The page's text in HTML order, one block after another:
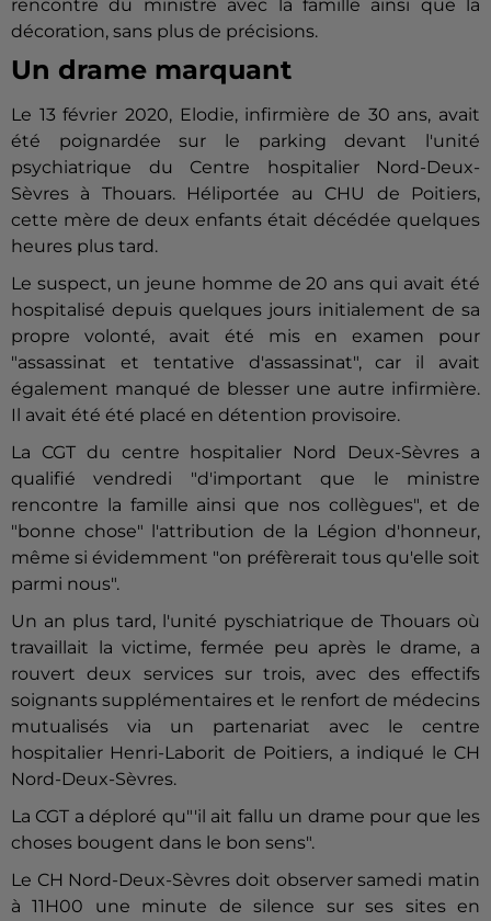
rencontre du ministre avec la famille ainsi que la
décoration, sans plus de précisions.
Un drame marquant
Le 13 février 2020, Elodie, infirmière de 30 ans, avait
été poignardée sur le parking devant l'unité
psychiatrique du Centre hospitalier Nord-Deux-
Sèvres à Thouars. Héliportée au CHU de Poitiers,
cette mère de deux enfants était décédée quelques
heures plus tard.
Le suspect, un jeune homme de 20 ans qui avait été
hospitalisé depuis quelques jours initialement de sa
propre volonté, avait été mis en examen pour
"assassinat et tentative d'assassinat", car il avait
également manqué de blesser une autre infirmière.
Il avait été été placé en détention provisoire.
La CGT du centre hospitalier Nord Deux-Sèvres a
qualifié vendredi "d'important que le ministre
rencontre la famille ainsi que nos collègues", et de
"bonne chose" l'attribution de la Légion d'honneur,
même si évidemment "on préfèrerait tous qu'elle soit
parmi nous".
Un an plus tard, l'unité pyschiatrique de Thouars où
travaillait la victime, fermée peu après le drame, a
rouvert deux services sur trois, avec des effectifs
soignants supplémentaires et le renfort de médecins
mutualisés via un partenariat avec le centre
hospitalier Henri-Laborit de Poitiers, a indiqué le CH
Nord-Deux-Sèvres.
La CGT a déploré qu"'il ait fallu un drame pour que les
choses bougent dans le bon sens".
Le CH Nord-Deux-Sèvres doit observer samedi matin
à 11H00 une minute de silence sur ses sites en